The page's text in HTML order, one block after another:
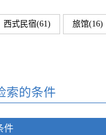
西式民宿(61) 旅馆(16)
索的条件
件